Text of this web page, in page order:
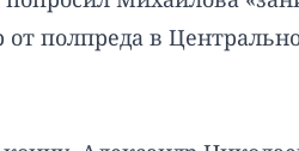
полпреда в